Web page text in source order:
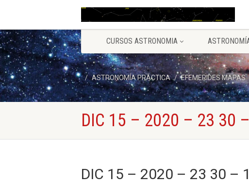
CURSOS ASTRONOMIA
ASTRONOMÍA PRÁCTICA EFEMERIDES MAPAS
DIC 15 – 2020 – 23 30
DIC 15 – 2020 – 23 30 –